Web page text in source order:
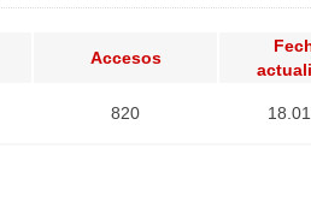
Accesos
820